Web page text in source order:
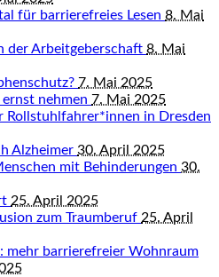
für barrierefreies Lesen 8. Mai
der Arbeitgeberschaft 8. Mai
7. Mai 2025
nehmen 7. Mai 2025
Rollstuhlfahrer*innen in Dresden
Alzheimer 30. April 2025
mit Behinderungen 30.
25. April 2025
zum Traumberuf 25. April
mehr barrierefreier Wohnraum